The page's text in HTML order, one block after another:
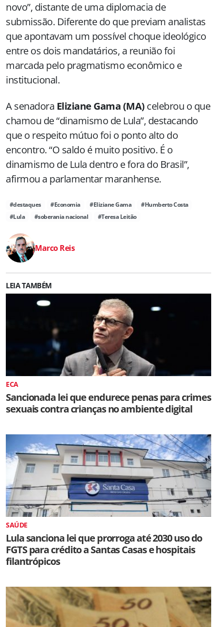
novo”, distante de uma diplomacia de
submissão. Diferente do que previam analistas
que apontavam um possível choque ideológico
entre os dois mandatários, a reunião foi
marcada pelo pragmatismo econômico e
institucional.
A senadora Eliziane Gama (MA) celebrou o que
chamou de “dinamismo de Lula”, destacando
que o respeito mútuo foi o ponto alto do
encontro. “O saldo é muito positivo. É o
dinamismo de Lula dentro e fora do Brasil”,
afirmou a parlamentar maranhense.
#destaques #Economia #Eliziane Gama
#Humberto Costa
#Lula
#soberania nacional #Teresa Leitão
Marco Reis
LEIA TAMBÉM
ECA
Sancionada lei que endurece penas para crimes
sexuais contra crianças no ambiente digital
SAÚDE
Lula sanciona lei que prorroga até 2030 uso do
FGTS para crédito a Santas Casas e hospitais
filantrópicos